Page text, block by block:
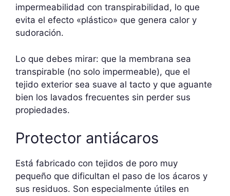
impermeabilidad con transpirabilidad, lo que
evita el efecto «plástico» que genera calor y
sudoración.
Lo que debes mirar: que la membrana sea
transpirable (no solo impermeable), que el
tejido exterior sea suave al tacto y que aguante
bien los lavados frecuentes sin perder sus
propiedades.
Protector antiácaros
Está fabricado con tejidos de poro muy
pequeño que dificultan el paso de los ácaros y
sus residuos. Son especialmente útiles en